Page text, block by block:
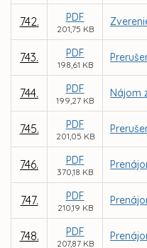
742. PDF
201,75 KB
743. PDF
198,61 KB
744. PDF
199,27 KB
Nájom
745. PDF
201,05 KB
746. PDF
370,18 KB
747. PDF
210,19 KB
748. PDF
207,87 KB